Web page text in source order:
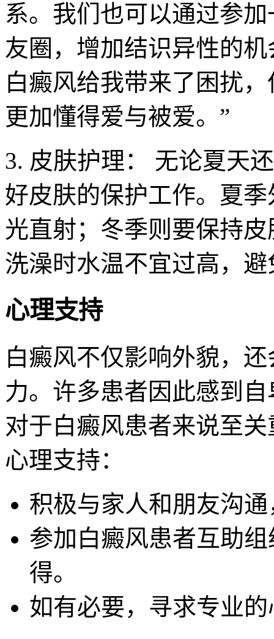
系。我们也可以通过参
友圈，增加结识异性的
白癜风给我带来了困扰
更加懂得爱与被爱。”
3. 皮肤护理： 无论夏天
好皮肤的保护工作。夏
光直射；冬季则要保持
洗澡时水温不宜过高，
心理支持
白癜风不仅影响外貌，
力。许多患者因此感到
对于白癜风患者来说至
心理支持：
积极与家人和朋友沟
参加白癜风患者互助
得。
如有必要，寻求专业